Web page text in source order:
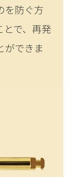
を防ぐ方
とで、再発
ができま